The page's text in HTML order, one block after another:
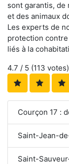
sont garantis, de
et des animaux
Les experts de
protection
liés à la
4.7 / 5 (113 votes)
Courçon 17 :
Saint-Jean-
Saint-